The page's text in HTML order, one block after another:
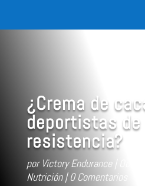
¿Crema de
deportistas de
resistencia?
por Victory Endurance
Nutrición
0 Comentarios